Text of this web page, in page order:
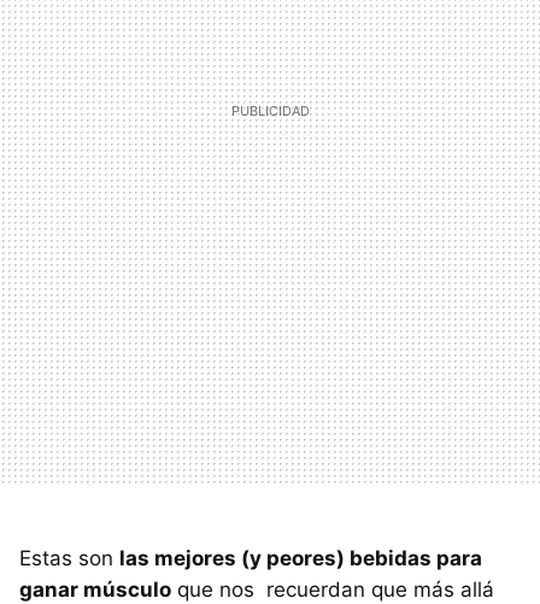
Estas son las mejores (y peores) bebidas para
ganar músculo que nos recuerdan que más allá